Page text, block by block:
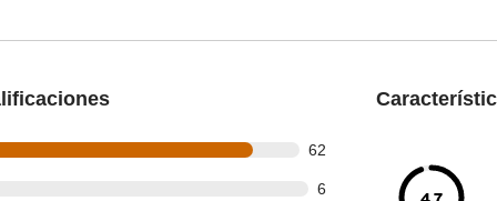
62
of 70 reviews
6
of 70 reviews